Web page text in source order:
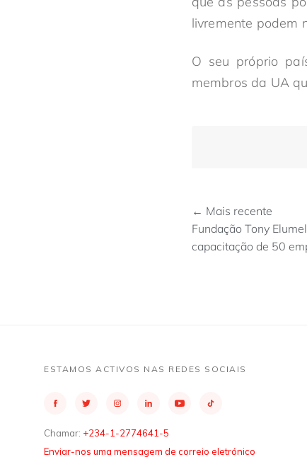
livremente podem
O seu próprio
membros da UA
← Mais recente
Fundação Tony
capacitação de 50
ESTAMOS ACTIVOS NAS REDES SOCIAIS
Chamar: +234-1-2774641-5
Enviar-nos uma mensagem de correio eletrónico